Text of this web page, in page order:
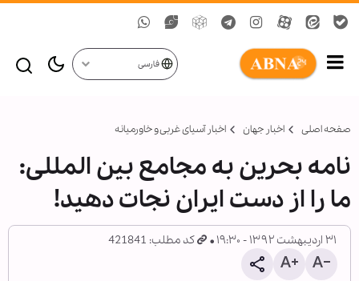
فارسی
صفحه اصلی اخبار جهان اخبار آسیای غربی و خاورمیانه
نامه بحرین به مجامع بین المللی:
ما را از دست ایران نجات دهید!
۳۱ اردیبهشت ۱۳۹۲ - ۱۹:۳۰ کد مطلب: 421841